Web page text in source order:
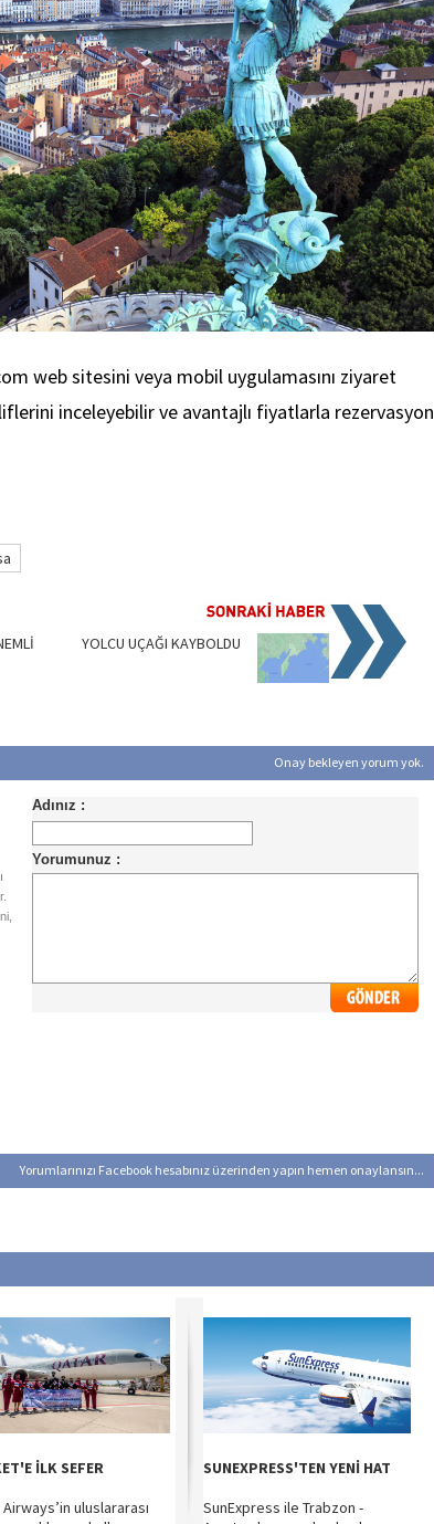
web sitesini veya mobil uygulamasını ziyaret
inceleyebilir ve avantajlı fiyatlarla rezervasyon
YOLCU UÇAĞI KAYBOLDU
Onay bekleyen yorum yok.
Yorumlarınızı Facebook hesabınız üzerinden yapın hemen onaylansın...
İLK SEFER
uluslararası
SUNEXPRESS'TEN YENİ HAT
SunExpress ile Trabzon -